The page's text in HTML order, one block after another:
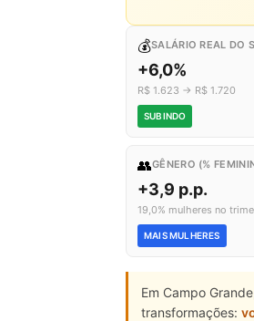
💰SALÁRIO REAL DO
+6,0%
R$ 1.623 → R$ 1.720
SUBINDO
👥GÊNERO (%
+3,9 p.p.
19,0% mulheres no
MAIS MULHERES
Em Campo
transformações: